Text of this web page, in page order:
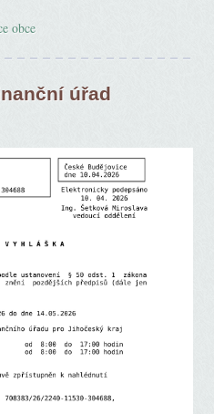
obce
úřad